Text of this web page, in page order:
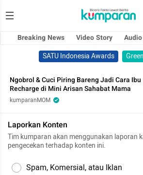
Breaking News Video Story
SATU Indonesia Awards
Ngobrol & Cuci Piring Bareng Jadi Cara Ibu
Recharge di Mini Arisan Sahabat Mama
kumparanMOM
Laporkan Konten
Tim kumparan akan menggunakan laporan
pengecekan terhadap konten ini.
Spam, Komersial, atau Iklan